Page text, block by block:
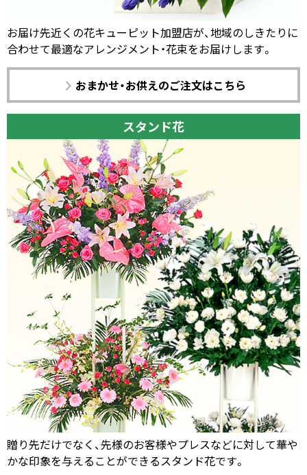
お届け先近くの花キューピット加盟店が、地域のしきたりに
合わせて最適なアレンジメント・花束をお届けします。
おまかせ・お供えのご注文はこちら
スタンド花
贈り先だけでなく、先様のお客様やプレスなどに対して華や
かな印象を与えることができるスタンド花です。